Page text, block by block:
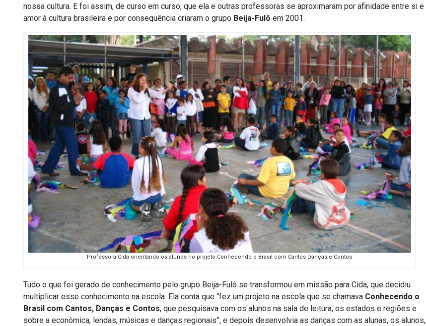
nossa cultura. E foi assim, de curso em curso, que ela e outras professoras se aproximaram por afinidade entre si e
amor à cultura brasileira e por consequência criaram o grupo Beija-Fulô em 2001.
Professora Cida orientando os alunos no projeto Conhecendo o Brasil com Cantos Danças e Contos
Tudo o que foi gerado de conhecimento pelo grupo Beija-Fulô se transformou em missão para Cida, que decidiu
multiplicar esse conhecimento na escola. Ela conta que “fez um projeto na escola que se chamava Conhecendo o
Brasil com Cantos, Danças e Contos, que pesquisava com os alunos na sala de leitura, os estados e regiões e
sobre a econômica, lendas, músicas e danças regionais”, e depois desenvolvia as danças com as alunas, os alunos,